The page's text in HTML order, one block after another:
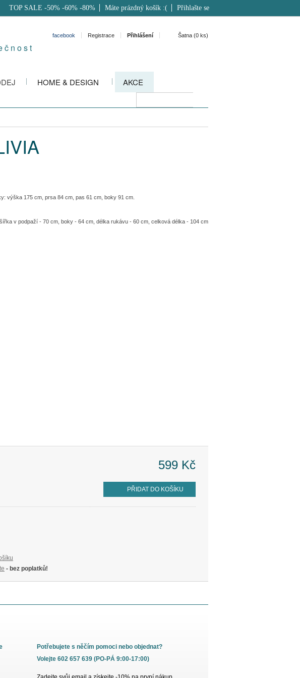
č n o s t
TOP SALE -50% -60% -80% Máte prázdný košík :( Přihlašte se
facebook Registrace Přihlášení Šatna (0 ks)
HOME & DESIGN AKCE
výška 175 cm, prsa 84 cm, pas 61 cm, boky 91 cm.
v podpaží - 70 cm, boky - 64 cm, délka rukávu - 60 cm, celková délka - 104 cm
599 Kč
PŘIDAT DO KOŠÍKU
- bez poplatků!
Potřebujete s něčím pomoci nebo objednat?
Volejte 602 657 639 (PO-PÁ 9:00-17:00)